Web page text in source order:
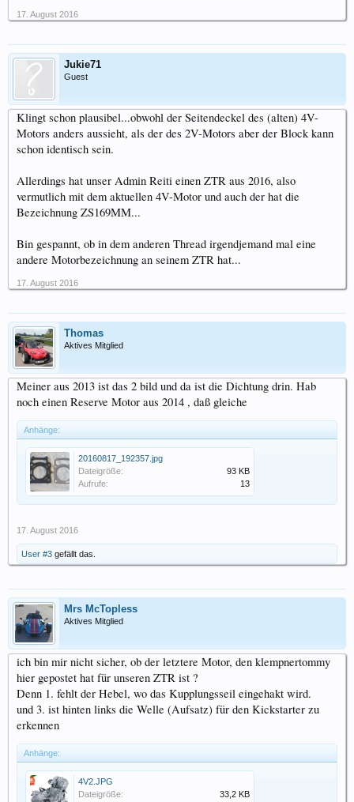
17. August 2016
Jukie71
Guest
Klingt schon plausibel...obwohl der Seitendeckel des (alten) 4V-
Motors anders aussieht, als der des 2V-Motors aber der Block kann
schon identisch sein.
Allerdings hat unser Admin Reiti einen ZTR aus 2016, also
vermutlich mit dem aktuellen 4V-Motor und auch der hat die
Bezeichnung ZS169MM...
Bin gespannt, ob in dem anderen Thread irgendjemand mal eine
andere Motorbezeichnung an seinem ZTR hat...
17. August 2016
Thomas
Aktives Mitglied
Meiner aus 2013 ist das 2 bild und da ist die Dichtung drin. Hab
noch einen Reserve Motor aus 2014 , daß gleiche
Anhänge:
20160817_192357.jpg
Dateigröße:
93 KB
Aufrufe:
13
17. August 2016
User #3 gefällt das.
Mrs McTopless
Aktives Mitglied
ich bin mir nicht sicher, ob der letztere Motor, den klempnertommy
hier gepostet hat für unseren ZTR ist ?
Denn 1. fehlt der Hebel, wo das Kupplungsseil eingehakt wird.
und 3. ist hinten links die Welle (Aufsatz) für den Kickstarter zu
erkennen
Anhänge:
4V2.JPG
Dateigröße:
33,2 KB